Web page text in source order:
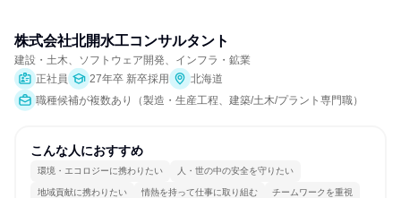
株式会社北開水工コンサルタント
建設・土木、ソフトウェア開発、インフラ・鉱業
正社員
27年卒 新卒採用
北海道
職種候補が複数あり（製造・生産工程、建築/土木/プラント専門職）
こんな人におすすめ
環境・エコロジーに携わりたい 人・世の中の安全を守りたい
地域貢献に携わりたい 情熱を持って仕事に取り組む チームワークを重視